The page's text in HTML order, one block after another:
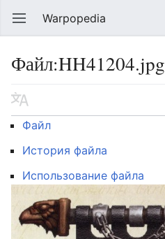
Warpopedia
Файл:HH41204.jpg
Файл
История файла
Использование файла